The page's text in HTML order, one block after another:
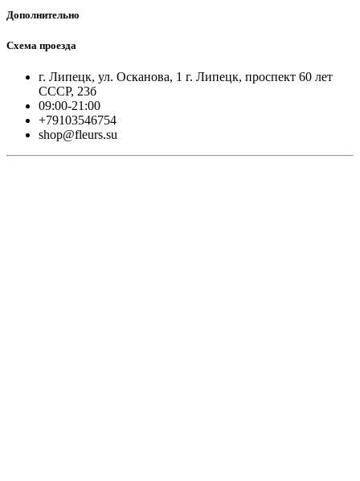
Дополнительно
Схема проезда
г. Липецк, ул. Осканова, 1 г. Липецк, проспект 60 лет
СССР, 23б
09:00-21:00
+79103546754
shop@fleurs.su